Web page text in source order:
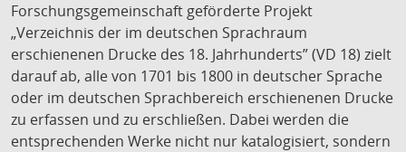
Forschungsgemeinschaft geförderte Projekt
„Verzeichnis der im deutschen Sprachraum
erschienenen Drucke des 18. Jahrhunderts” (VD 18) zielt
darauf ab, alle von 1701 bis 1800 in deutscher Sprache
oder im deutschen Sprachbereich erschienenen Drucke
zu erfassen und zu erschließen. Dabei werden die
entsprechenden Werke nicht nur katalogisiert, sondern